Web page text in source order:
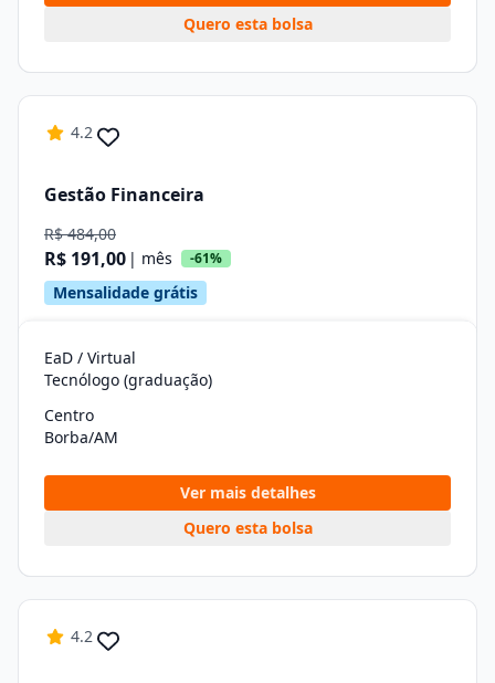
Quero esta bolsa
4.2
Gestão Financeira
R$ 484,00
R$ 191,00 | mês -61%
Mensalidade grátis
EaD / Virtual
Tecnólogo (graduação)
Centro
Borba/AM
Ver mais detalhes
Quero esta bolsa
4.2